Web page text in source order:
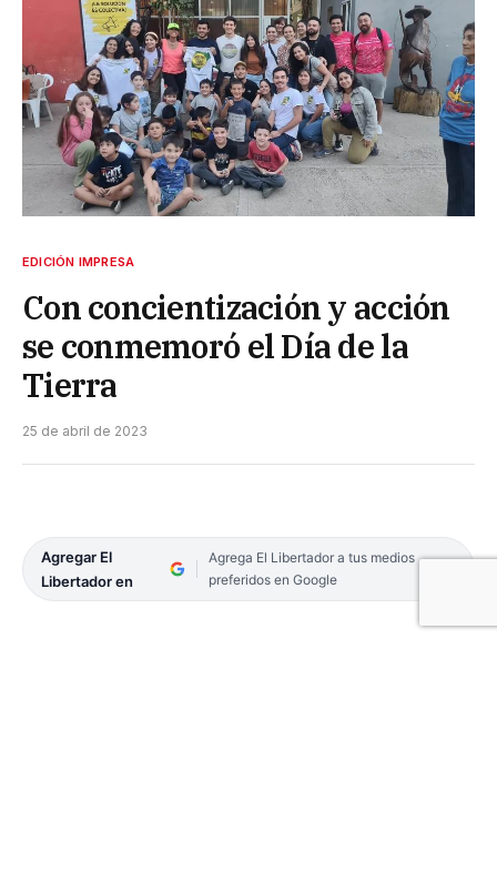
EDICIÓN IMPRESA
Con concientización y acción
se conmemoró el Día de la
Tierra
25 de abril de 2023
Agregar El
Libertador en
Agrega El Libertador a tus medios
preferidos en Google